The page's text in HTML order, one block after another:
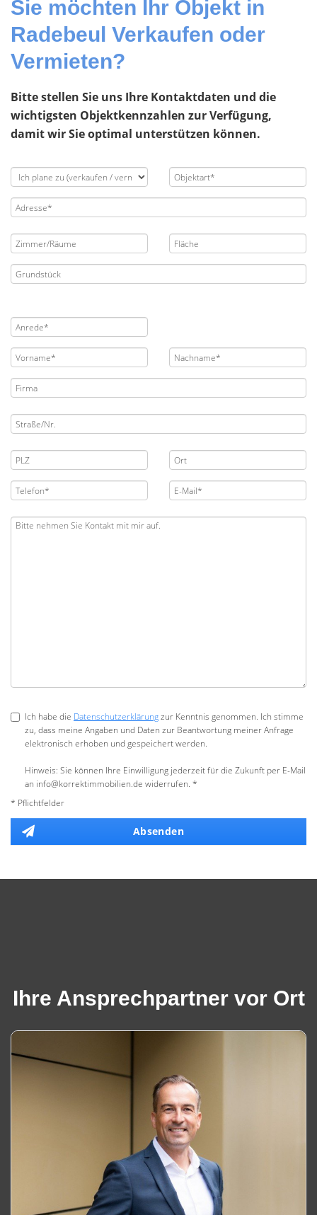
Sie möchten Ihr Objekt in
Radebeul Verkaufen oder
Vermieten?
Bitte stellen Sie uns Ihre Kontaktdaten und die
wichtigsten Objektkennzahlen zur Verfügung,
damit wir Sie optimal unterstützen können.
Ich habe die Datenschutzerklärungzur Kenntnis genommen. Ich stimme
zu, dass meine Angaben und Daten zur Beantwortung meiner Anfrage
elektronisch erhoben und gespeichert werden.
Hinweis: Sie können Ihre Einwilligung jederzeit für die Zukunft per E-Mail
an info@korrektimmobilien.de widerrufen. *
* Pflichtfelder
Absenden
Ihre Ansprechpartner vor Ort